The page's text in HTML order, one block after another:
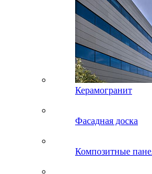
Керамогранит
Фасадная доска
Композитные